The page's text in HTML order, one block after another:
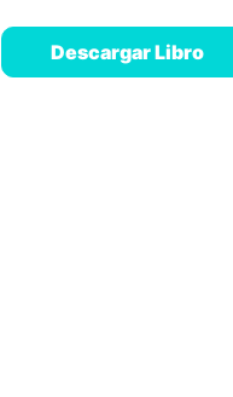
Descargar Libro